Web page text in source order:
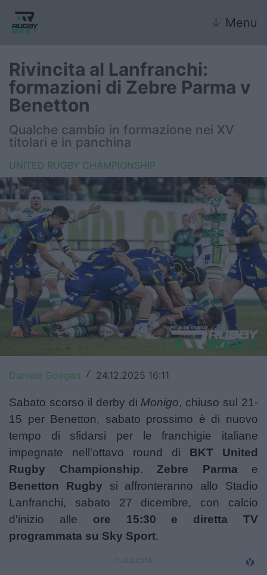
↓ Menu
Nazionale
Nazionali giovanili
Rugby Sevens
FIR
Internazionale
6 Nazioni
United Rugby Championship
Top14
Premiership
Champions Cup
Rugby World Cup
Super Rugby
Rugby in TV
Mercato
Serie A Elite
Campionati
Rivincita al Lanfranchi:
formazioni di Zebre Parma v
Benetton
Qualche cambio in formazione nei XV
titolari e in panchina
UNITED RUGBY CHAMPIONSHIP
Daniele Goegan / 24.12.2025 16:11
Sabato scorso il derby di Monigo, chiuso sul 21-
15 per Benetton, sabato prossimo è di nuovo
tempo di sfidarsi per le franchigie italiane
impegnate ne ll’ottavo round di BKT United
Rugby Championship. Zebre Parmae
Benetton
Rugby si affronteranno allo Stadio
Lanfranchi, sabato 27 dicembre, con calcio
d'inizio alle ore 15:30 e diretta TV
programmata su Sky Sport.